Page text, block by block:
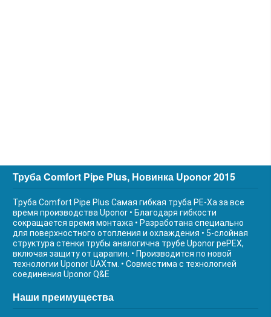
Труба Comfort Pipe Plus, Новинка Uponor 2015
Труба Comfort Pipe Plus Самая гибкая труба РЕ-Ха за все
время производства Uponor • Благодаря гибкости
сокращается время монтажа • Разработана специально
для поверхностного отопления и охлаждения • 5-слойная
структура стенки трубы аналогична трубе Uponor реPEX,
включая защиту от царапин. • Производится по новой
технологии Uponor UAXтм. • Совместима с технологией
соединения Uponor Q&E
Наши преимущества